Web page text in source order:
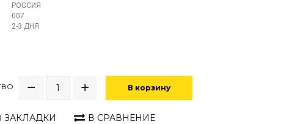
РОССИЯ
007
2-3 ДНЯ
В корзину
ЗАКЛАДКИ В СРАВНЕНИЕ